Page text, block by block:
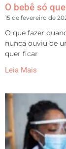
O bebê só
15 de fevereiro de
O que fazer
nunca ouviu de
quer ficar
Leia Mais